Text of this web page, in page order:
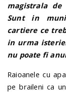
magistrala
Sunt in
cartiere ce
in urma
nu poate fi
Raioanele cu
pe braileni ca